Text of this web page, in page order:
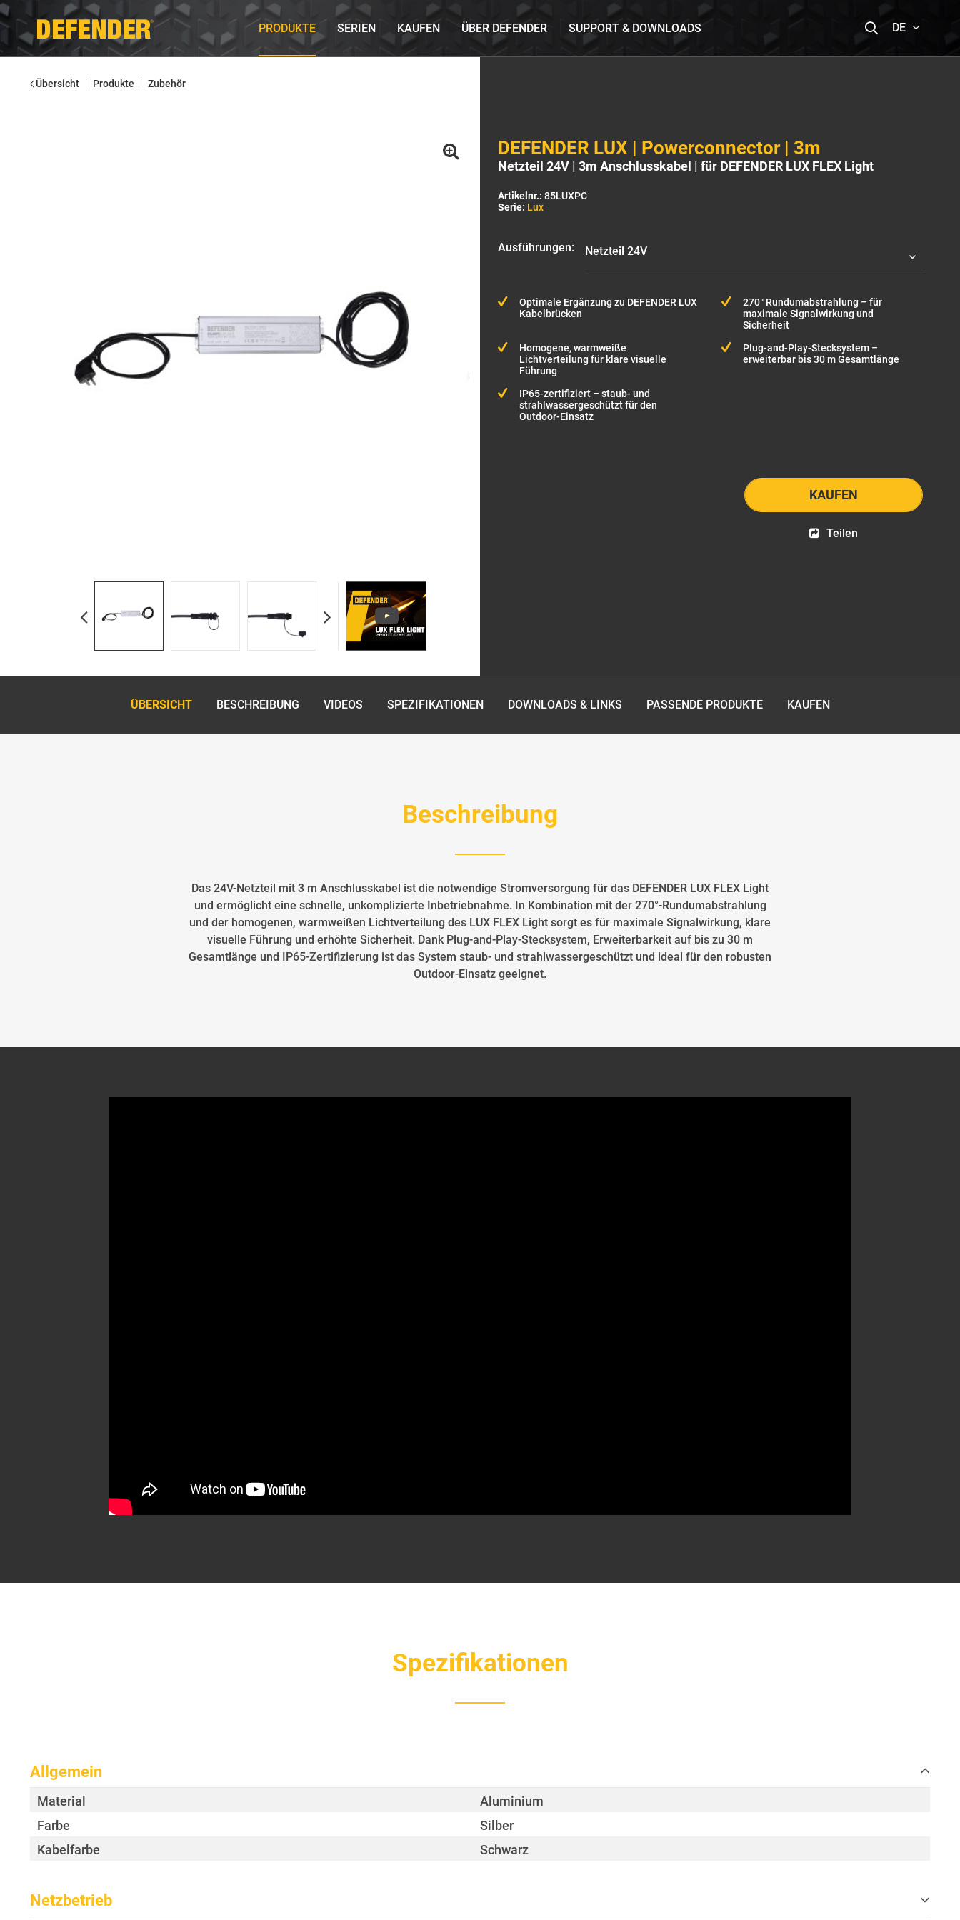
PRODUKTE SERIEN KAUFEN ÜBER DEFENDER SUPPORT & DOWNLOADS DE
Übersicht | Produkte | Zubehör
DEFENDER LUX | Powerconnector | 3m
Netzteil 24V | 3m Anschlusskabel | für DEFENDER LUX FLEX Light
Artikelnr.: 85LUXPC
Serie: Lux
Ausführungen:
Optimale Ergänzung zu DEFENDER LUX
Kabelbrücken
270° Rundumabstrahlung – für
maximale Signalwirkung und
Sicherheit
Homogene, warmweiße
Lichtverteilung für klare visuelle
Führung
Plug-and-Play-Stecksystem –
erweiterbar bis 30 m Gesamtlänge
IP65-zertifiziert – staub- und
strahlwassergeschützt für den
Outdoor-Einsatz
KAUFEN
Teilen
ÜBERSICHT BESCHREIBUNG VIDEOS SPEZIFIKATIONEN DOWNLOADS & LINKS PASSENDE PRODUKTE KAUFEN
Beschreibung
Das 24V-Netzteil mit 3 m Anschlusskabel ist die notwendige Stromversorgung für das DEFENDER LUX FLEX Light
und ermöglicht eine schnelle, unkomplizierte Inbetriebnahme. In Kombination mit der 270°-Rundumabstrahlung
und der homogenen, warmweißen Lichtverteilung des LUX FLEX Light sorgt es für maximale Signalwirkung, klare
visuelle Führung und erhöhte Sicherheit. Dank Plug-and-Play-Stecksystem, Erweiterbarkeit auf bis zu 30 m
Gesamtlänge und IP65-Zertifizierung ist das System staub- und strahlwassergeschützt und ideal für den robusten
Outdoor-Einsatz geeignet.
Spezifikationen
Allgemein
Material
Aluminium
Farbe
Silber
Kabelfarbe
Schwarz
Netzbetrieb